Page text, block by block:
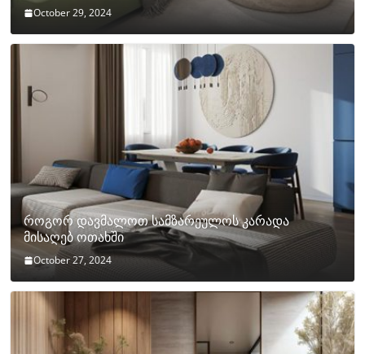
October 29, 2024
როგორ დავმალოთ სამზარეულოს კარადა
მისაღებ ოთახში
October 27, 2024